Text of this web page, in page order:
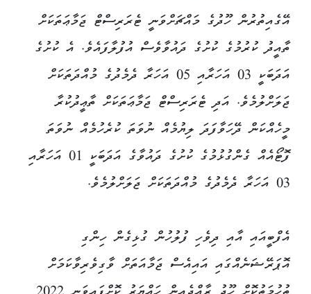
އޭގެއިތުރުން ހޫދުގެ މައްޗަށްވަނީ ޓެރަރިސްޓް ޖަމާޢަތަކަށް
ތާއީދު ކުރުމުގެ ކުށުގެ ދައުވާވެސް އުފުލާފައެވެ. އެ ކުށުގެ
އަދަބަކީ 03 އަހަރާއި 05 އަހަރާ ދެމެދުގެ މުއްދަތަކަށް
ޖަލަށްލުމެވެ. އަދި ޓެރަރިސްޓް ޖަމާޢަތަކަށް ތާޢީދުކުރާ
މީހެއްކަން ދޭހަވާފަދަ ލިޔުމެއް ނުވަތަ ކުރެހުމެއް ނުވަތަ
ފޮޓޯއެއް ގެންގުޅުމުގެ ކުށުގެ ދައުވާގެ އަދަބަކީ 01 އަހަރާއި
03 އަހަރާ ދެމެދުގެ މުއްދަތަކަށް ޖަލަށްލުމެވެ.
އެފްބީއައި އާއި ދިވެހި ފުލުހުން ގުޅިގެން ހިންގި
އޮޕަރޭޝަނެއްގައި އައިއެސް ޖަމާއަތަށް ވާގިވެރިވާކަމަށް